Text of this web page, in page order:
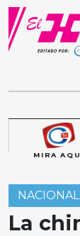
Skip
content
MIRA
La